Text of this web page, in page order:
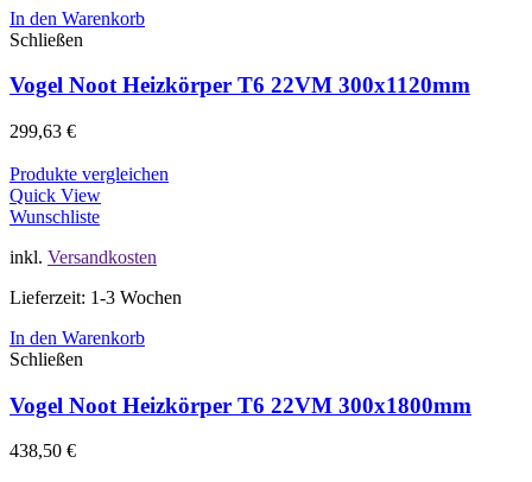
In den Warenkorb
Schließen
Vogel Noot Heizkörper T6 22VM 300x1120mm
299,63 €
Produkte vergleichen
Quick View
Wunschliste
inkl. Versandkosten
Lieferzeit: 1-3 Wochen
In den Warenkorb
Schließen
Vogel Noot Heizkörper T6 22VM 300x1800mm
438,50 €